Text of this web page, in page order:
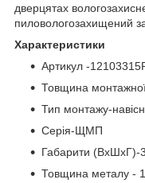
дверцятах
пиловологозахищений
Характеристики
Артикул -
Товщина
Тип монтажу-
Серія-ЩМП
Габарити (ВхШхГ)-
Товщина металу -